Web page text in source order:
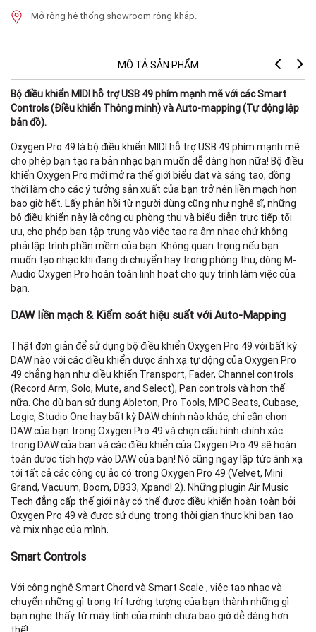
Mở rộng hệ thống showroom rộng khắp.
MÔ TẢ SẢN PHẨM
Bộ điều khiển MIDI hỗ trợ USB 49 phím mạnh mẽ với các Smart
Controls (Điều khiển Thông minh) và Auto-mapping (Tự động lập
bản đồ).
Oxygen Pro 49 là bộ điều khiển MIDI hỗ trợ USB 49 phím mạnh mẽ
cho phép bạn tạo ra bản nhạc bạn muốn dễ dàng hơn nữa! Bộ điều
khiển Oxygen Pro mới mở ra thế giới biểu đạt và sáng tạo, đồng
thời làm cho các ý tưởng sản xuất của bạn trở nên liền mạch hơn
bao giờ hết. Lấy phản hồi từ người dùng cũng như nghệ sĩ, những
bộ điều khiển này là công cụ phòng thu và biểu diễn trực tiếp tối
ưu, cho phép bạn tập trung vào việc tạo ra âm nhạc chứ không
phải lập trình phần mềm của bạn. Không quan trọng nếu bạn
muốn tạo nhạc khi đang di chuyển hay trong phòng thu, dòng M-
Audio Oxygen Pro hoàn toàn linh hoạt cho quy trình làm việc của
bạn.
DAW liền mạch & Kiểm soát hiệu suất với Auto-Mapping
Thật đơn giản để sử dụng bộ điều khiển Oxygen Pro 49 với bất kỳ
DAW nào với các điều khiển được ánh xạ tự động của Oxygen Pro
49 chẳng hạn như điều khiển Transport, Fader, Channel controls
(Record Arm, Solo, Mute, and Select), Pan controls và hơn thế
nữa. Cho dù bạn sử dụng Ableton, Pro Tools, MPC Beats, Cubase,
Logic, Studio One hay bất kỳ DAW chính nào khác, chỉ cần chọn
DAW của bạn trong Oxygen Pro 49 và chọn cấu hình chính xác
trong DAW của bạn và các điều khiển của Oxygen Pro 49 sẽ hoàn
toàn được tích hợp vào DAW của bạn! Nó cũng ngay lập tức ánh xạ
tới tất cả các công cụ ảo có trong Oxygen Pro 49 (Velvet, Mini
Grand, Vacuum, Boom, DB33, Xpand! 2). Những plugin Air Music
Tech đẳng cấp thế giới này có thể được điều khiển hoàn toàn bởi
Oxygen Pro 49 và được sử dụng trong thời gian thực khi bạn tạo
và mix nhạc của mình.
Smart Controls
Với công nghệ Smart Chord và Smart Scale , việc tạo nhạc và
chuyển những gì trong trí tưởng tượng của bạn thành những gì
bạn nghe thấy từ máy tính của mình chưa bao giờ dễ dàng hơn